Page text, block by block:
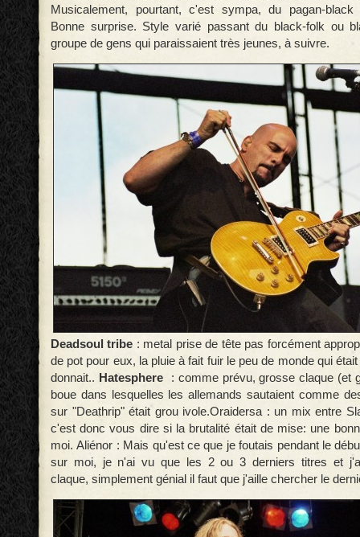
Musicalement, pourtant, c'est sympa, du pagan-
Bonne surprise. Style varié passant du black-folk ou
groupe de gens qui paraissaient très jeunes, à suivre.
Deadsoul tribe : metal prise de tête pas forcément
de pot pour eux, la pluie à fait fuir le peu de monde qui
donnait.. Hatesphere : comme prévu, grosse claque (et
boue dans lesquelles les allemands sautaient comme
sur "Deathrip" était grou ivole.Oraidersa : un mix entre
c'est donc vous dire si la brutalité était de mise: une
moi. Aliénor : Mais qu'est ce que je foutais pendant le
sur moi, je n'ai vu que les 2 ou 3 derniers titres et
claque, simplement génial il faut que j'aille chercher le